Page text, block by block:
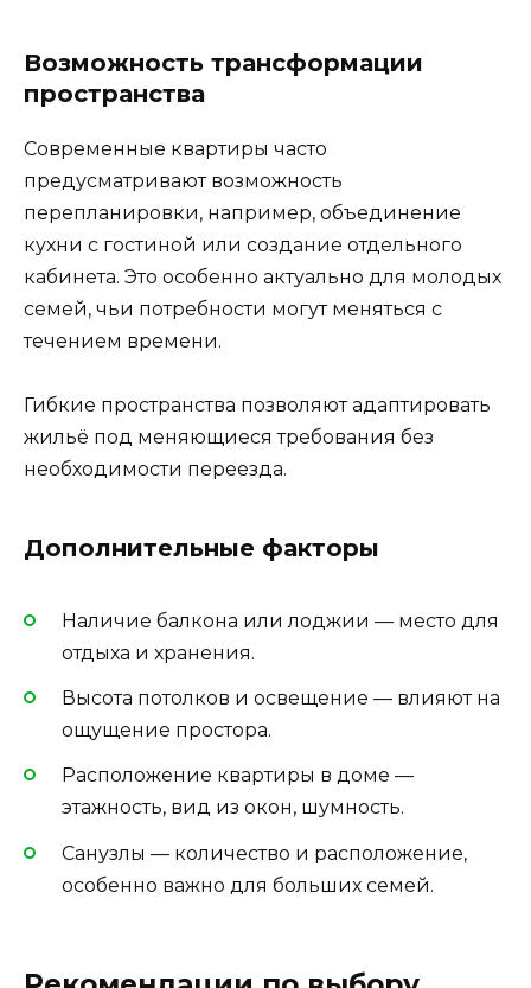
Возможность трансформации
пространства
Современные квартиры часто
предусматривают возможность
перепланировки, например, объединение
кухни с гостиной или создание отдельного
кабинета. Это особенно актуально для молодых
семей, чьи потребности могут меняться с
течением времени.
Гибкие пространства позволяют адаптировать
жильё под меняющиеся требования без
необходимости переезда.
Дополнительные факторы
Наличие балкона или лоджии — место для
отдыха и хранения.
Высота потолков и освещение — влияют на
ощущение простора.
Расположение квартиры в доме —
этажность, вид из окон, шумность.
Санузлы — количество и расположение,
особенно важно для больших семей.